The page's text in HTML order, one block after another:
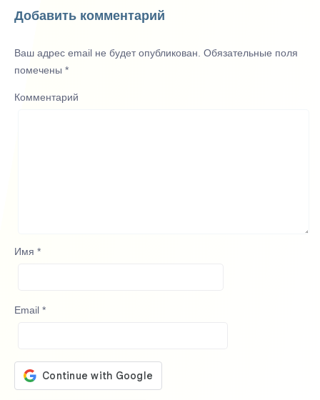
Добавить комментарий
Ваш адрес email не будет опубликован. Обязательные поля
помечены *
Комментарий
Имя *
Email *